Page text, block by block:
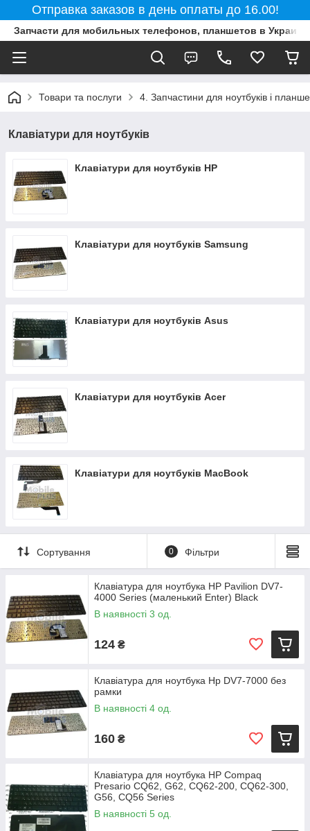
Отправка заказов в день оплаты до 16.00!
Запчасти для мобильных телефонов, планшетов в
Товари та послуги 4. Запчастини для ноутбуків і
Клавіатури для ноутбуків
Клавіатури для ноутбуків HP
Клавіатури для ноутбуків Samsung
Клавіатури для ноутбуків Asus
Клавіатури для ноутбуків Acer
Клавіатури для ноутбуків MacBook
Сортування 0 Фільтри
Клавіатура для ноутбука HP Pavilion DV7-
4000 Series (маленький Enter) Black
В наявності 3 од.
124 ₴
Клавіатура для ноутбука Hp DV7-7000 без
рамки
В наявності 4 од.
160 ₴
Клавіатура для ноутбука HP Compaq
Presario CQ62, G62, CQ62-200, CQ62-300,
G56, CQ56 Series
В наявності 5 од.